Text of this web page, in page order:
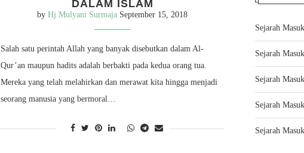
DALAM ISLAM
byHj Mulyani Surmaja September 15, 2018
Salah satu perintah Allah yang banyak disebutkan dalam Al-
Qur’an maupun hadits adalah berbakti pada kedua orang tua.
Mereka yang telah melahirkan dan merawat kita hingga menjadi
seorang manusia yang bermoral…
Sejarah
Sejarah
Sejarah
Sejarah
Sejarah